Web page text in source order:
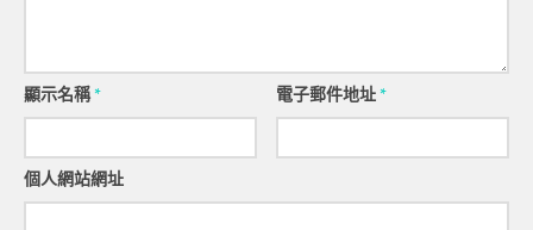
顯示名稱* 電子郵件地址*
個人網站網址